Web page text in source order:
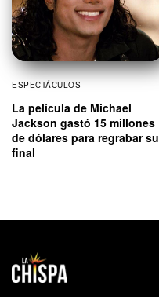
ESPECTÁCULOS
La película de Michael
Jackson gastó 15 millones
de dólares para regrabar su
final